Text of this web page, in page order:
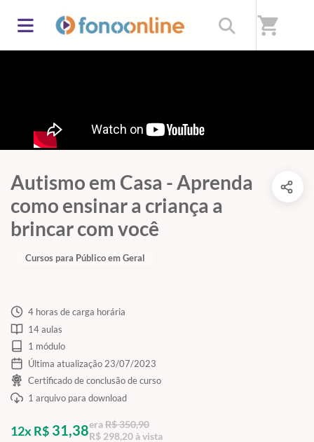
shopping_cart
Autismo em Casa - Aprenda
como ensinar a criança a
brincar com você
Cursos para Público em Geral
4 horas de carga horária
14 aulas
1 módulo
Última atualização 23/07/2023
Certificado de conclusão de curso
1 arquivo para download
12x R$ 31,38eraR$ 350,90
R$ 298,20 à vista